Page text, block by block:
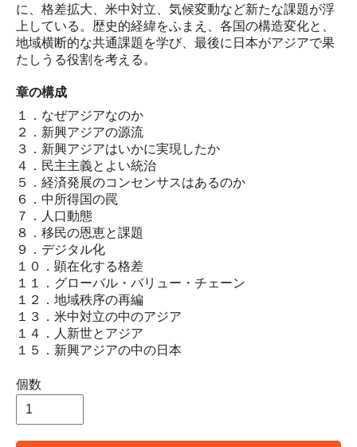
に、格差拡大、米中対立、気候変動など新たな課題が浮
上している。歴史的経緯をふまえ、各国の構造変化と、
地域横断的な共通課題を学び、最後に日本がアジアで果
たしうる役割を考える。
章の構成
１．なぜアジアなのか
２．新興アジアの源流
３．新興アジアはいかに実現したか
４．民主主義とよい統治
５．経済発展のコンセンサスはあるのか
６．中所得国の罠
７．人口動態
８．移民の恩恵と課題
９．デジタル化
１０．顕在化する格差
１１．グローバル・バリュー・チェーン
１２．地域秩序の再編
１３．米中対立の中のアジア
１４．人新世とアジア
１５．新興アジアの中の日本
個数